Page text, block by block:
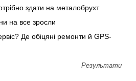
здати на металобрухт
на все зросли
Де обіцяні ремонти й GPS-
Результати